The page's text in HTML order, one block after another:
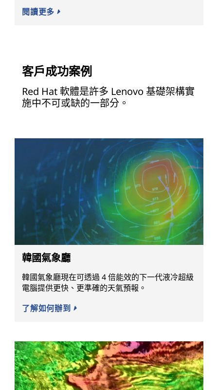
閱讀更多
客戶成功案例
Red Hat 軟體是許多 Lenovo 基礎架構實
施中不可或缺的一部分。
韓國氣象廳
韓國氣象廳現在可透過 4 倍能效的下一代液冷超級
電腦提供更快、更準確的天氣預報。
了解如何辦到